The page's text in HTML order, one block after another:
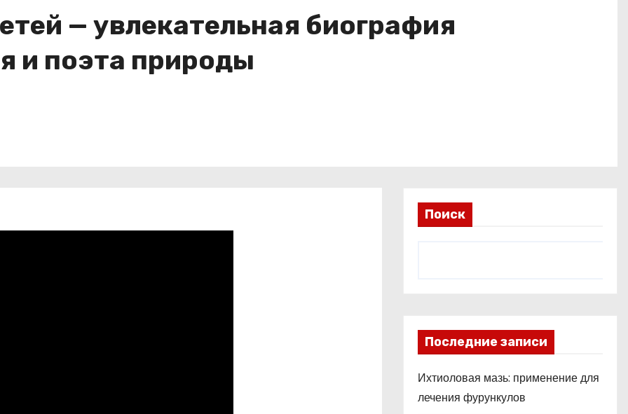
— увлекательная биография
и поэта природы
Поиск
Последние записи
Ихтиоловая мазь: применение для
лечения фурункулов